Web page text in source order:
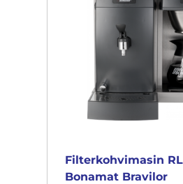
Filterkohvimasin
Bonamat Bravilor